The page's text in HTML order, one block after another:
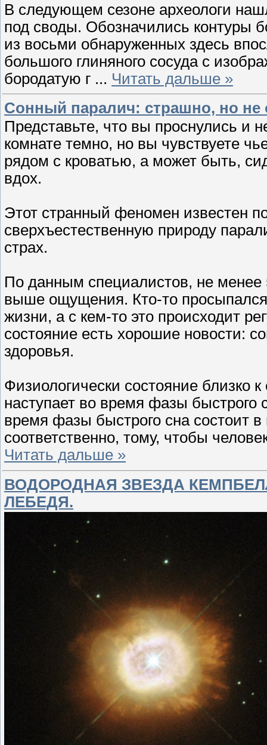
В следующем сезоне археологи
под своды. Обозначились контуры
из восьми обнаруженных здесь
большого глиняного сосуда с
бородатую г ... Читать дальше »
Сонный паралич: страшно, но не
Представьте, что вы проснулись и
комнате темно, но вы чувствуете
рядом с кроватью, а может быть,
вдох.
Этот странный феномен известен
сверхъестественную природу
страх.
По данным специалистов, не
выше ощущения. Кто-то
жизни, а с кем-то это происходит
состояние есть хорошие новости:
здоровья.
Физиологически состояние близко
наступает во время фазы быстрого
время фазы быстрого сна состоит
соответственно, тому, чтобы
Читать дальше »
ВОДОРОДНАЯ ЗВЕЗДА
ЛЕБЕДЯ.